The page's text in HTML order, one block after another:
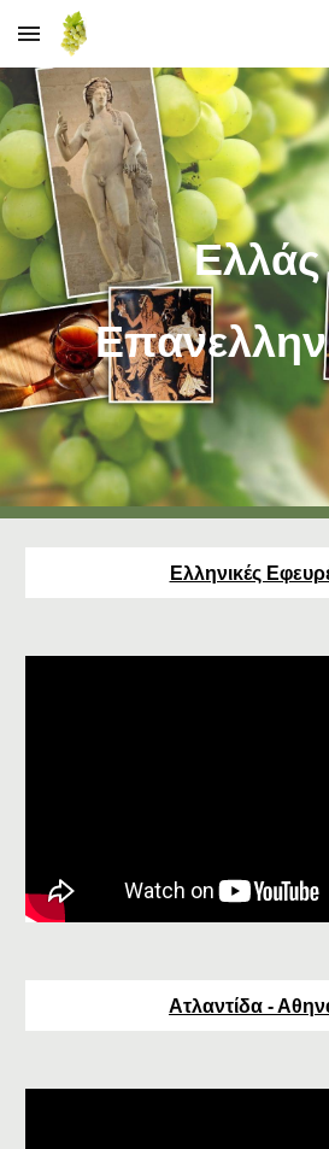
Skip to main content
Ελλάς
Ελληνικές
Ατλαντίδα -